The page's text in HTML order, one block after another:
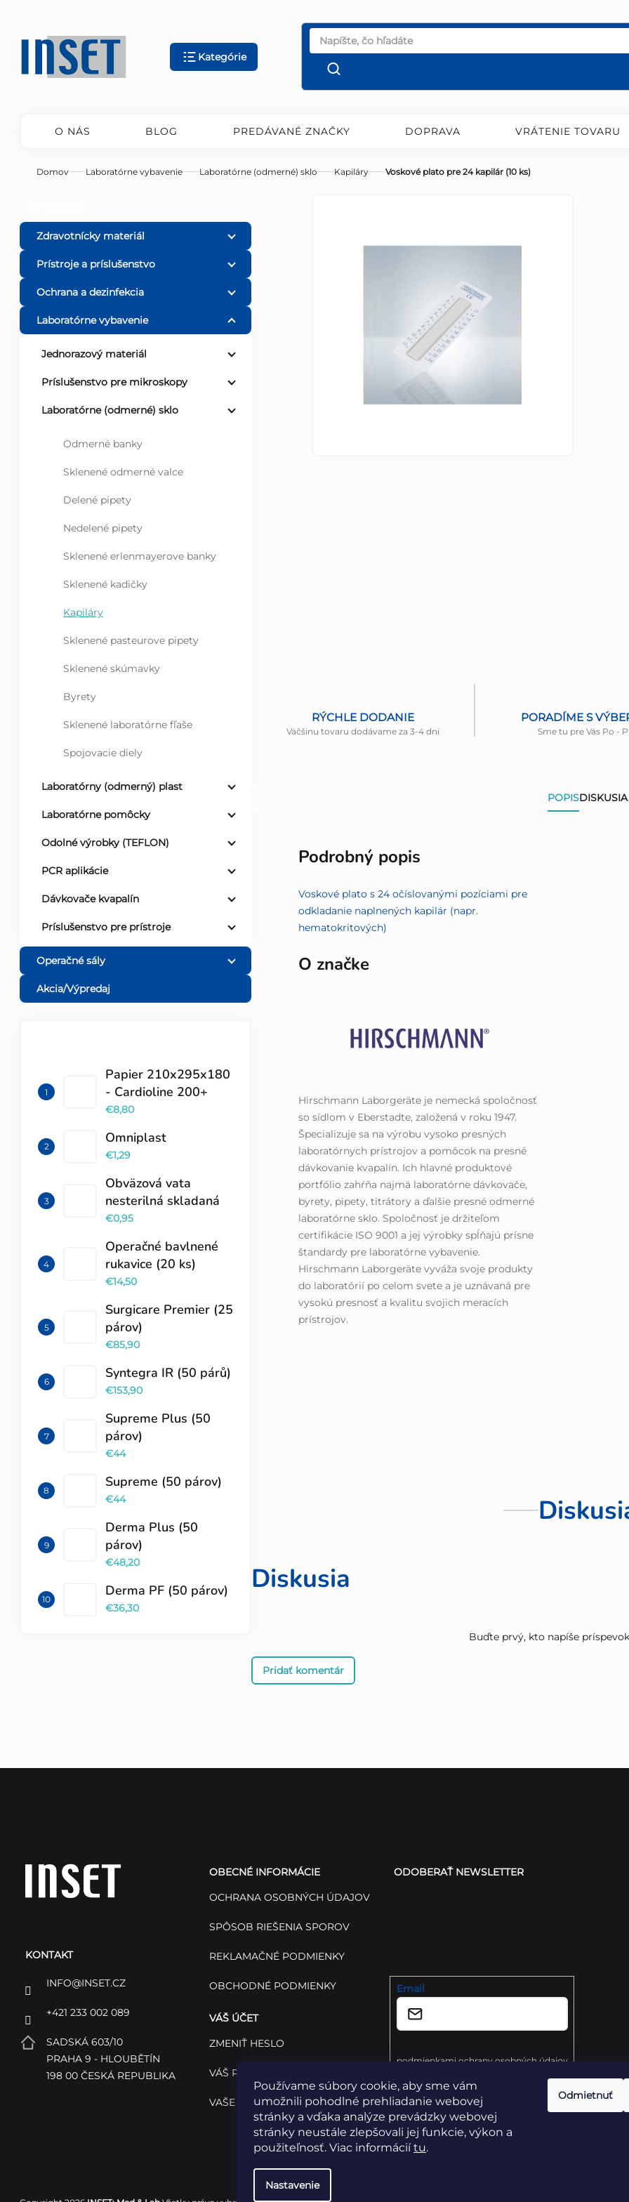
Používame súbory cookie, aby sme vám
umožnili pohodlné prehliadanie webovej
stránky a vďaka analýze prevádzky webovej
stránky neustále zlepšovali jej funkcie, výkon a
použiteľnosť. Viac informáciítu.
Nastavenie
Odmietnuť
obsah
Kategórie
O NÁS BLOG PREDÁVANÉ ZNAČKY DOPRAVA VRÁTENIE TOVARU
Domov Laboratórne vybavenie Laboratórne (odmerné) sklo Kapiláry Voskové plato pre 24 kapilár (10 ks)
o
č
n
Zdravotnícky materiál
Prístroje a príslušenstvo
Ochrana a dezinfekcia
Laboratórne vybavenie
Jednorazový materiál
Príslušenstvo pre mikroskopy
Laboratórne (odmerné) sklo
Odmerné banky
Sklenené odmerné valce
Delené pipety
Nedelené pipety
Sklenené erlenmayerove banky
Sklenené kadičky
Kapiláry
Sklenené pasteurove pipety
Sklenené skúmavky
Byrety
Sklenené laboratórne fľaše
Spojovacie diely
Laboratórny (odmerný) plast
Laboratórne pomôcky
Odolné výrobky (TEFLON)
PCR aplikácie
Dávkovače kvapalín
Príslušenstvo pre prístroje
Operačné sály
Akcia/Výpredaj
Papier 210x295x180
- Cardioline 200+
€8,80
Omniplast
€1,29
Obväzová vata
nesterilná skladaná
€0,95
Operačné bavlnené
rukavice (20 ks)
€14,50
Surgicare Premier (25
párov)
€85,90
Syntegra IR (50 párů)
€153,90
Supreme Plus (50
párov)
€44
Supreme (50 párov)
€44
Derma Plus (50
párov)
€48,20
Derma PF (50 párov)
€36,30
RÝCHLE DODANIE
Väčšinu tovaru dodávame za 3-4 dni
PORADÍME S
Sme tu pre Vás Po -
POPISDISKUSIA
Podrobný popis
Voskové plato s 24 očíslovanými pozíciami pre
odkladanie naplnených kapilár (napr.
hematokritových)
O značke
Hirschmann Laborgeräte je nemecká spoločnosť
so sídlom v Eberstadte, založená v roku 1947.
Špecializuje sa na výrobu vysoko presných
laboratórnych prístrojov a pomôcok na presné
dávkovanie kvapalín. Ich hlavné produktové
portfólio zahŕňa najmä laboratórne dávkovače,
byrety, pipety, titrátory a ďalšie presné odmerné
laboratórne sklo. Spoločnosť je držiteľom
certifikácie ISO 9001 a jej výrobky spĺňajú prísne
štandardy pre laboratórne vybavenie.
Hirschmann Laborgeräte vyváža svoje produkty
do laboratórií po celom svete a je uznávaná pre
vysokú presnosť a kvalitu svojich meracích
prístrojov.
Diskusia
Buďte prvý, kto napíše
Pridať komentár
KONTAKT
INFO@INSET.CZ
+421 233 002 089
SADSKÁ 603/10
PRAHA 9 - HLOUBĚTÍN
198 00 ČESKÁ REPUBLIKA
OBECNÉ INFORMÁCIE
OCHRANA OSOBNÝCH ÚDAJOV
SPÔSOB RIEŠENIA SPOROV
REKLAMAČNÉ PODMIENKY
OBCHODNÉ PODMIENKY
VÁŠ ÚČET
ZMENIŤ HESLO
VÁŠ PROFIL
VAŠE OBJEDNÁVKY
ODOBERAŤ NEWSLETTER
Email
podmienkami ochrany osobných údajov
Prihlásiť sa